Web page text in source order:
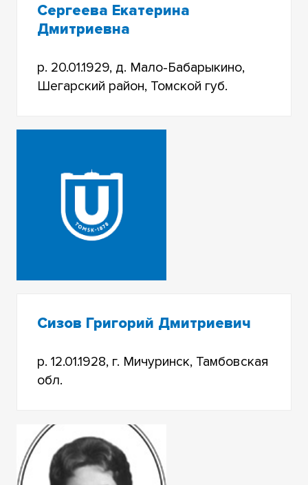
Сергеева Екатерина
Дмитриевна
р. 20.01.1929, д. Мало-Бабарыкино,
Шегарский район, Томской губ.
Сизов Григорий Дмитриевич
р. 12.01.1928, г. Мичуринск, Тамбовская
обл.